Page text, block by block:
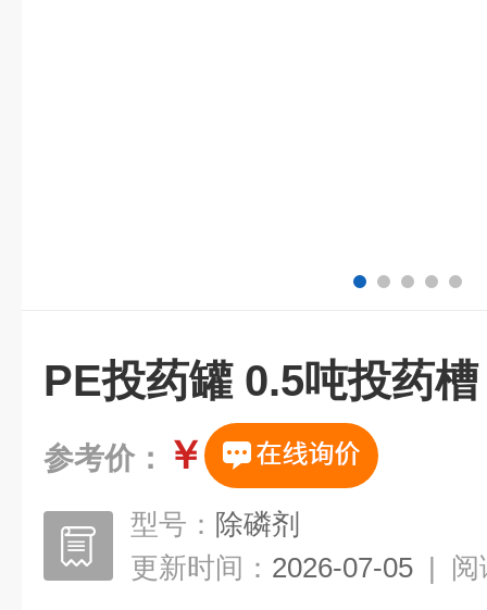
PE投药罐 0.5吨投药槽
参考价： ￥
型号： 除磷剂
更新时间： 2026-07-05 | 阅